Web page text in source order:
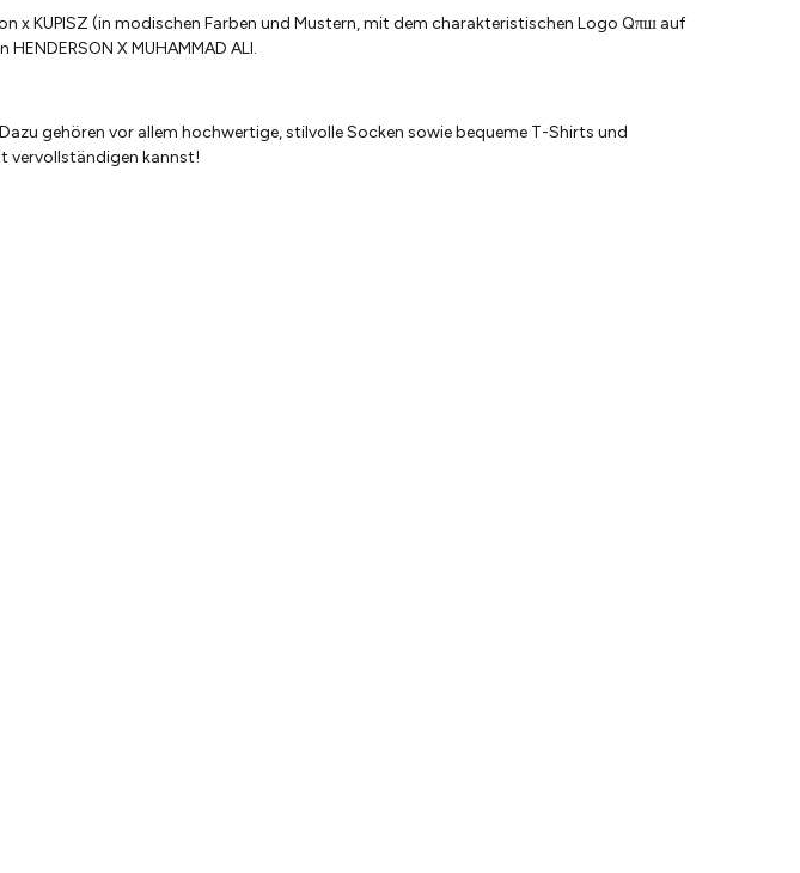
x KUPISZ (in modischen Farben und Mustern, mit dem charakteristischen Logo Qπш auf
X MUHAMMAD ALI.
gehören vor allem hochwertige, stilvolle Socken sowie bequeme T-Shirts und
vervollständigen kannst!